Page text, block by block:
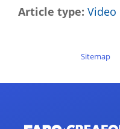
Article type Video
Sitemap